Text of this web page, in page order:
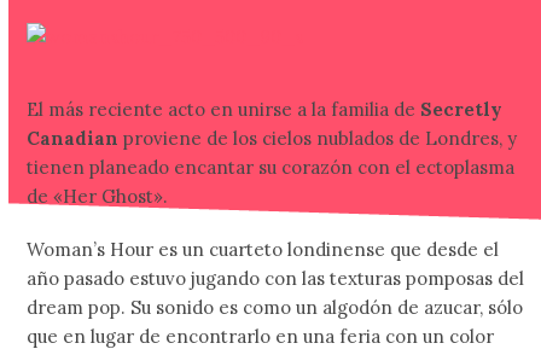
El más reciente acto en unirse a la familia de Secretly
Canadian proviene de los cielos nublados de Londres, y
tienen planeado encantar su corazón con el ectoplasma
de «Her Ghost».
Woman’s Hour es un cuarteto londinense que desde el
año pasado estuvo jugando con las texturas pomposas del
dream pop. Su sonido es como un algodón de azucar, sólo
que en lugar de encontrarlo en una feria con un color